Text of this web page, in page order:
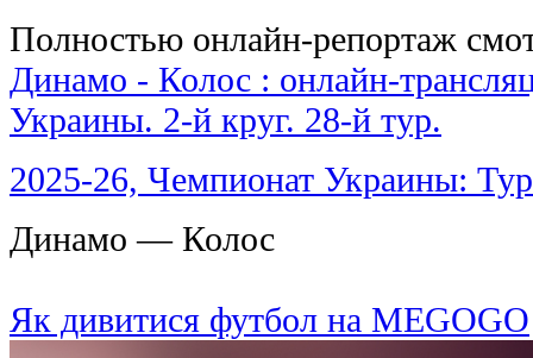
Полностью онлайн-репортаж
Динамо - Колос : онлайн-
Украины. 2-й круг. 28-й тур.
2025-26, Чемпионат Украины:
Динамо — Колос
Як дивитися футбол на MEGOGO